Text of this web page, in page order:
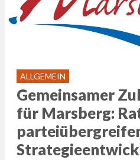
ALLGEMEIN
Gemeinsamer
für Marsberg: